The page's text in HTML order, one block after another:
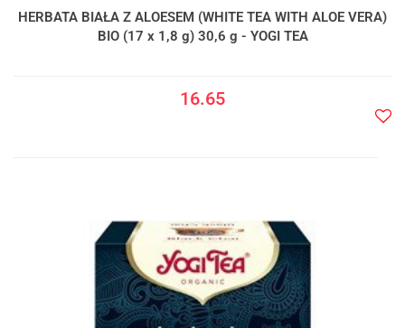
HERBATA BIAŁA Z ALOESEM (WHITE TEA WITH ALOE VERA)
BIO (17 x 1,8 g) 30,6 g - YOGI TEA
16.65